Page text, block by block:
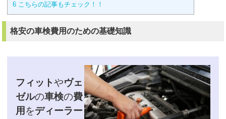
6 こちらの記事もチェック！！
格安の車検費用のための基礎知識
フィットやヴェ
ゼルの車検の費
用 をディーラー